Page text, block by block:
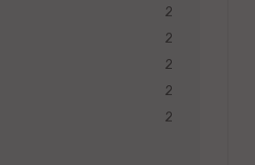
2
2
2
2
2